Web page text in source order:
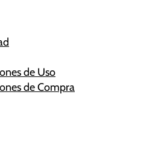
de Uso
de Compra